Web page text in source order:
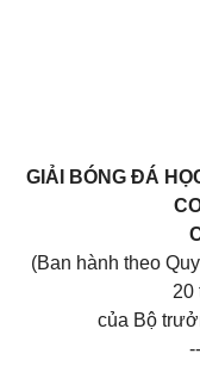
GIẢI BÓNG ĐÁ
(Ban hành theo
20
của Bộ